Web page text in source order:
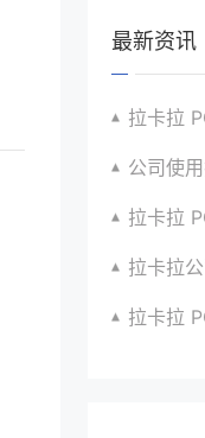
最新资讯
拉卡拉 POS
公司使用拉
拉卡拉
拉卡拉公
拉卡拉 POS